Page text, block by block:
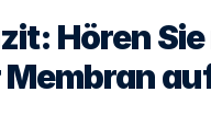
Hören
Membran